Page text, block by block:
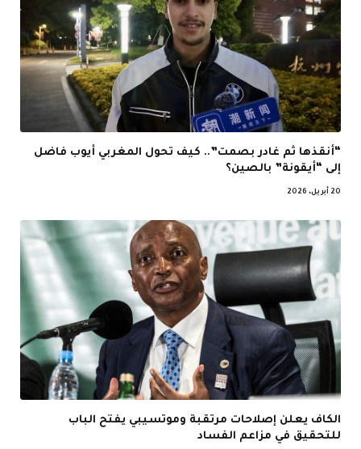
“أنقذها ثم غادر بصمت”.. كيف تحول المغربي أيوب فاضل
إلى “أيقونة” بالصين؟
20 أبريل، 2026
الكاف يعلن إصلاحات مرتقبة وموتسيبي يفتح الباب
للتحقيق في مزاعم الفساد